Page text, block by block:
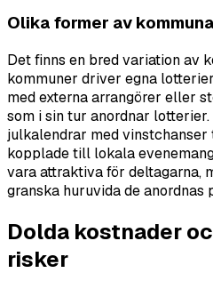
Olika former av
Det finns en bred variation av
kommuner driver egna
med externa arrangörer eller
som i sin tur anordnar
julkalendrar med
kopplade till lokala
vara attraktiva för deltagarna,
granska huruvida de anordnas
Dolda kostnader
risker